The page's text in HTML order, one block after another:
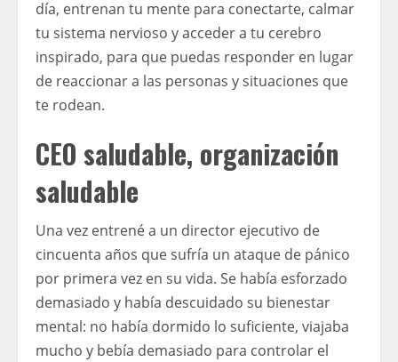
día, entrenan tu mente para conectarte, calmar
tu sistema nervioso y acceder a tu cerebro
inspirado, para que puedas responder en lugar
de reaccionar a las personas y situaciones que
te rodean.
CEO saludable, organización
saludable
Una vez entrené a un director ejecutivo de
cincuenta años que sufría un ataque de pánico
por primera vez en su vida. Se había esforzado
demasiado y había descuidado su bienestar
mental: no había dormido lo suficiente, viajaba
mucho y bebía demasiado para controlar el